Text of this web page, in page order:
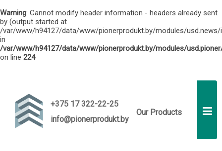
Warning: Cannot modify header information - headers already sent
by (output started at
/var/www/h94127/data/www/pionerprodukt.by/modules/usd.news/
in
/var/www/h94127/data/www/pionerprodukt.by/modules/
on line 224
+375 17 322-22-25
info@pionerprodukt.by
Our Products